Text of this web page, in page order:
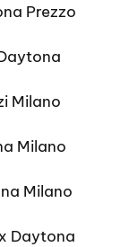
Prezzo
Milano
Milano
Milano
Daytona